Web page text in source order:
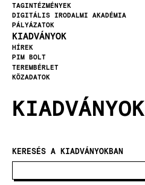
TAGINTÉZMÉNYEK
DIGITÁLIS IRODALMI AKADÉMIA
PÁLYÁZATOK
KIADVÁNYOK
HÍREK
PIM BOLT
TEREMBÉRLET
KÖZADATOK
KIADVÁNYOK
KERESÉS A KIADVÁNYOKBAN